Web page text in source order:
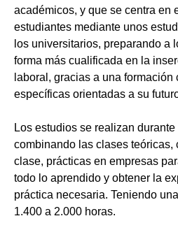
académicos, y que se centra en
estudiantes mediante unos
los universitarios, preparando a
forma más cualificada en la
laboral, gracias a una formación
específicas orientadas a su
Los estudios se realizan durante
combinando las clases teóricas,
clase, prácticas en empresas
todo lo aprendido y obtener la
práctica necesaria. Teniendo
1.400 a 2.000 horas.